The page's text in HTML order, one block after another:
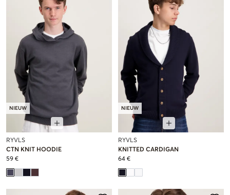
NIEUW
RYVLS
CTN KNIT HOODIE
59 €
NIEUW
RYVLS
KNITTED CARDIGAN
64 €